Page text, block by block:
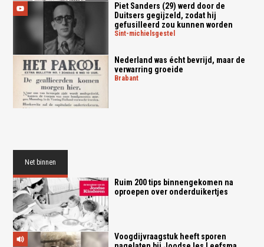
Piet Sanders (29) werd door de
Duitsers gegijzeld, zodat hij
gefusilleerd zou kunnen worden
sint-michielsgestel
Nederland was écht bevrijd, maar de
verwarring groeide
brabant
Net binnen
Ruim 200 tips binnengekomen na
oproepen over onderduikertjes
Voogdijvraagstuk heeft sporen